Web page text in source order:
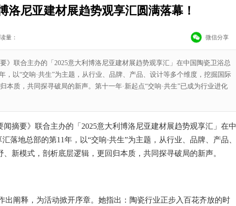
洛尼亚建材展趋势观享汇圆满落幕！
量： 微信分享
》联合主办的「2025意大利博洛尼亚建材展趋势观享汇」在中国陶瓷卫浴总
，以“交响·共生”为主题，从行业、品牌、产品、设计等多个维度，挖掘国际
质，共同探寻破局的新声。第十一年·新起点“交响·共生”已成为行业进化
闻摘要》联合主办的「2025意大利博洛尼亚建材展趋势观享汇」在中
落地总部的第11年，以“交响·共生”为主题，从行业、品牌、产品、
新模式，剖析底层逻辑，更回归本质，共同探寻破局的新声。
出阐释，为活动掀开序章。她指出：陶瓷行业正步入百花齐放的时